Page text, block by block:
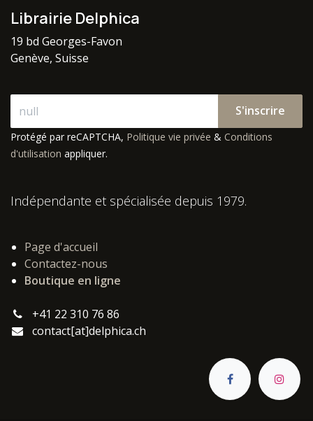
Librairie Delphica
19 bd Georges-Favon
Genève, Suisse
S'inscrire
Protégé par reCAPTCHA, Politique vie privée & Conditions
d'utilisation appliquer.
Indépendante et spécialisée depuis 1979.
Page d'accueil
Contactez-nous
Boutique en ligne
+41 22 310 76 86
contact[at]delphica.ch